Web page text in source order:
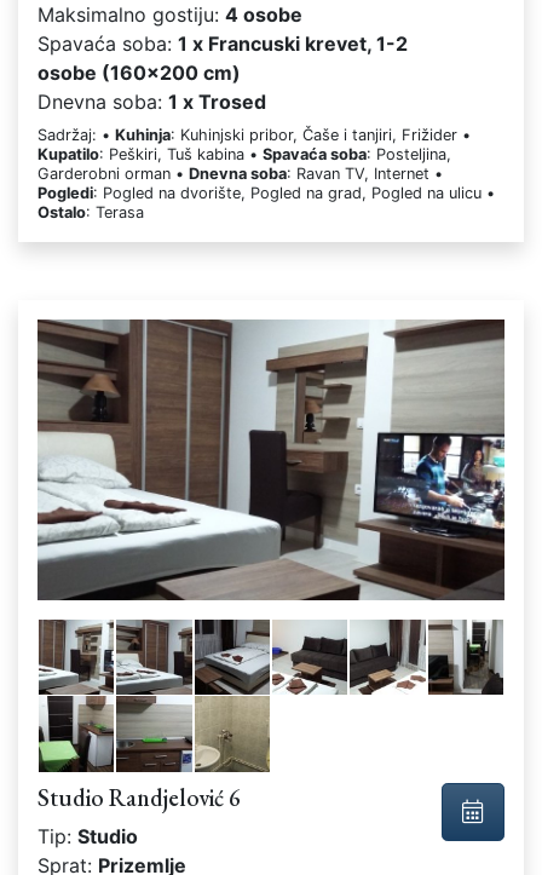
Maksimalno gostiju: 4 osobe
Spavaća soba: 1 x Francuski krevet, 1-2
osobe (160x200 cm)
Dnevna soba: 1 x Trosed
Sadržaj: • Kuhinja: Kuhinjski pribor, Čaše i tanjiri, Frižider •
Kupatilo: Peškiri, Tuš kabina • Spavaća soba: Posteljina,
Garderobni orman • Dnevna soba: Ravan TV, Internet •
Pogledi: Pogled na dvorište, Pogled na grad, Pogled na ulicu •
Ostalo: Terasa
Studio Randjelović 6
Tip: Studio
Sprat: Prizemlje